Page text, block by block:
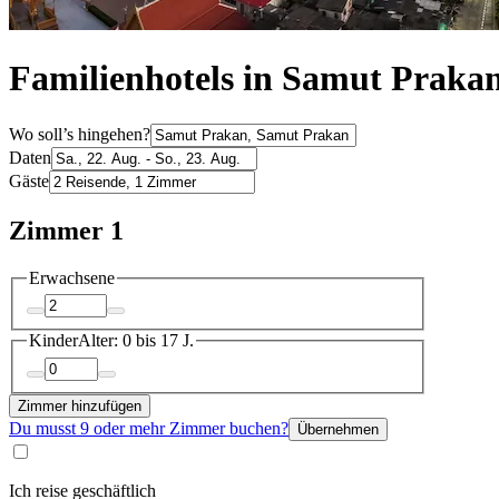
Familienhotels in Samut
Wo soll’s hingehen?
Daten
Gäste
Zimmer 1
Erwachsene
KinderAlter: 0 bis 17 J.
Zimmer hinzufügen
Du musst 9 oder mehr Zimmer buchen? Übernehmen
Ich reise geschäftlich